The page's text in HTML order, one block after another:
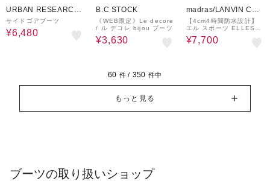
URBAN RESEARCH
ware house
サイドゴアブーツ
¥6,480
B.C STOCK
《WEB限定》Le decore
/ ル デコレ bijou ブーツ
¥3,630
madras/LANVIN COL
LECTION
【4cm4時間防水設計】
エル スポーツ ELLESP
ORT キャビティソール
ニットブーツ ESP126
¥7,700
60 件 / 350 件中
もっと見る
ブーツの取り扱いショップ